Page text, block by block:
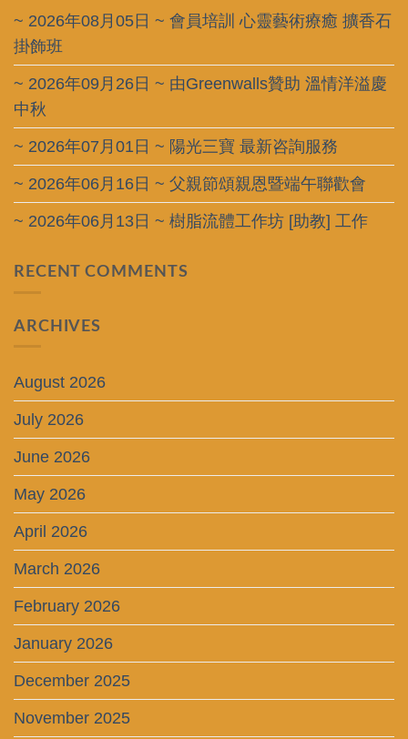
~ 2026年08月05日 ~ 會員培訓 心靈藝術療癒 擴香石
掛飾班
~ 2026年09月26日 ~ 由Greenwalls贊助 溫情洋溢慶
中秋
~ 2026年07月01日 ~ 陽光三寶 最新咨詢服務
~ 2026年06月16日 ~ 父親節頌親恩暨端午聯歡會
~ 2026年06月13日 ~ 樹脂流體工作坊 [助教] 工作
RECENT COMMENTS
ARCHIVES
August 2026
July 2026
June 2026
May 2026
April 2026
March 2026
February 2026
January 2026
December 2025
November 2025